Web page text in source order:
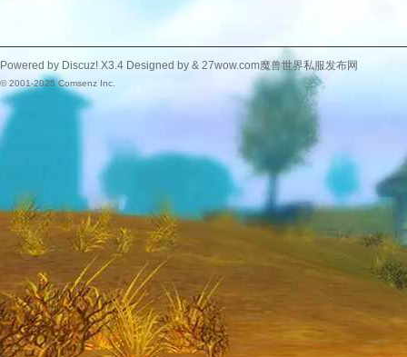
Powered by Discuz! X3.4 Designed by & 27wow.com魔兽世界私服发布网
© 2001-2025Comsenz Inc.